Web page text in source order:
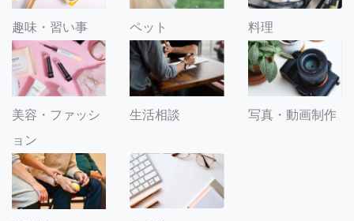
趣味・習い事 ペット 料理
美容・ファッシ
ョン
生活相談 写真・動画制作